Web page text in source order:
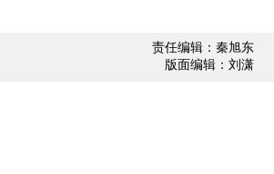
责任编辑：秦旭东
版面编辑：刘潇